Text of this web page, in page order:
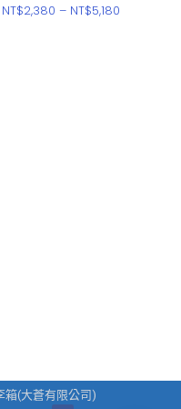
NT$2,380 – NT$5,180
箱(大蒼有限公司)